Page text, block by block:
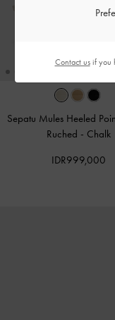
Sepatu Mules Heeled
Ruched - Chalk
IDR999,000
Contact usif you